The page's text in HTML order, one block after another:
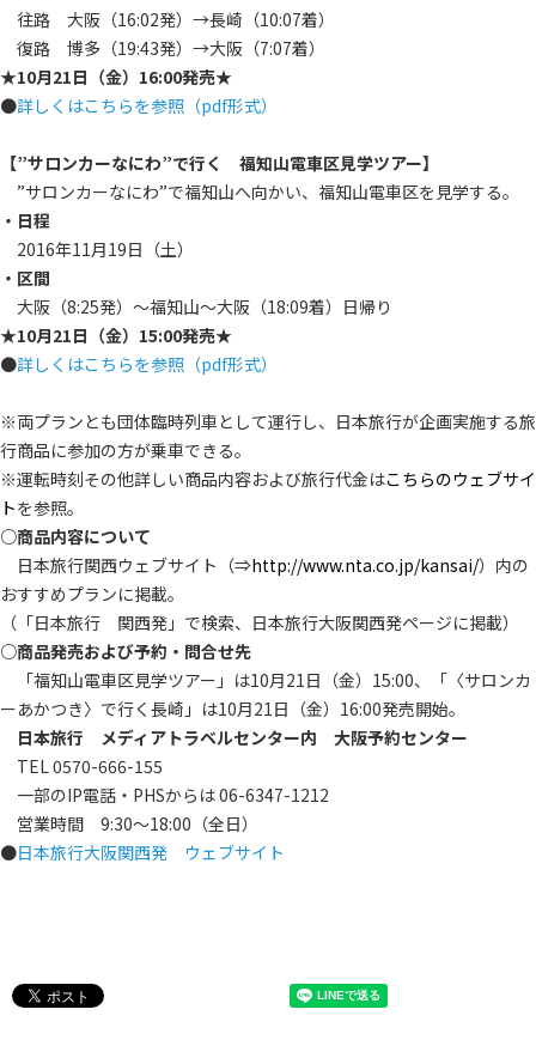
往路 大阪（16:02発）→長崎（10:07着）
復路 博多（19:43発）→大阪（7:07着）
★10月21日（金）16:00発売★
●詳しくはこちらを参照（pdf形式）
【”サロンカーなにわ”で行く 福知山電車区見学ツアー】
”サロンカーなにわ”で福知山へ向かい、福知山電車区を見学する。
・日程
2016年11月19日（土）
・区間
大阪（8:25発）～福知山～大阪（18:09着）日帰り
★10月21日（金）15:00発売★
●詳しくはこちらを参照（pdf形式）
※両プランとも団体臨時列車として運行し、日本旅行が企画実施する旅
行商品に参加の方が乗車できる。
※運転時刻その他詳しい商品内容および旅行代金はこちらのウェブサイ
トを参照。
○商品内容について
日本旅行関西ウェブサイト（⇒http://www.nta.co.jp/kansai/）内の
おすすめプランに掲載。
（「日本旅行 関西発」で検索、日本旅行大阪関西発ページに掲載）
○商品発売および予約・問合せ先
「福知山電車区見学ツアー」は10月21日（金）15:00、「〈サロンカ
ーあかつき〉で行く長崎」は10月21日（金）16:00発売開始。
日本旅行 メディアトラベルセンター内 大阪予約センター
TEL 0570-666-155
一部のIP電話・PHSからは 06-6347-1212
営業時間 9:30～18:00（全日）
●日本旅行大阪関西発 ウェブサイト